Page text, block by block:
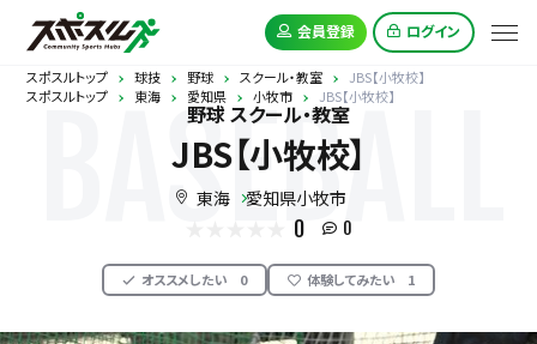
会員登録 ログイン
スポスルトップ 球技 野球 スクール・教室
JBS【小牧校】
スポスルトップ
東海 愛知県 小牧市 JBS【小牧校】
BASEBALL
野球 スクール・教室
JBS【小牧校】
東海 愛知県小牧市
0 0
オススメしたい 0 体験してみたい 1